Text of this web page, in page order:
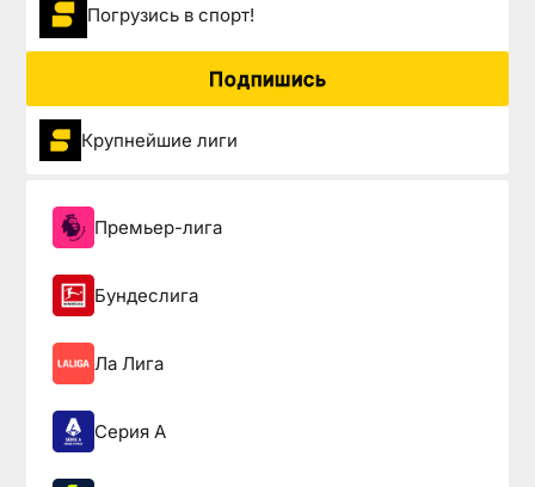
Погрузиcь в спорт!
Подпишись
Крупнейшие лиги
Премьер-лига
Бундеслига
Ла Лига
Серия А